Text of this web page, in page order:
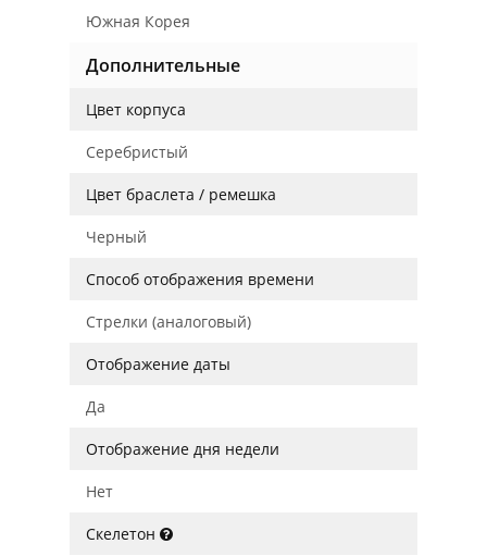
Южная Корея
Дополнительные
Цвет корпуса
Серебристый
Цвет браслета / ремешка
Черный
Способ отображения времени
Стрелки (аналоговый)
Отображение даты
Да
Отображение дня недели
Нет
Скелетон